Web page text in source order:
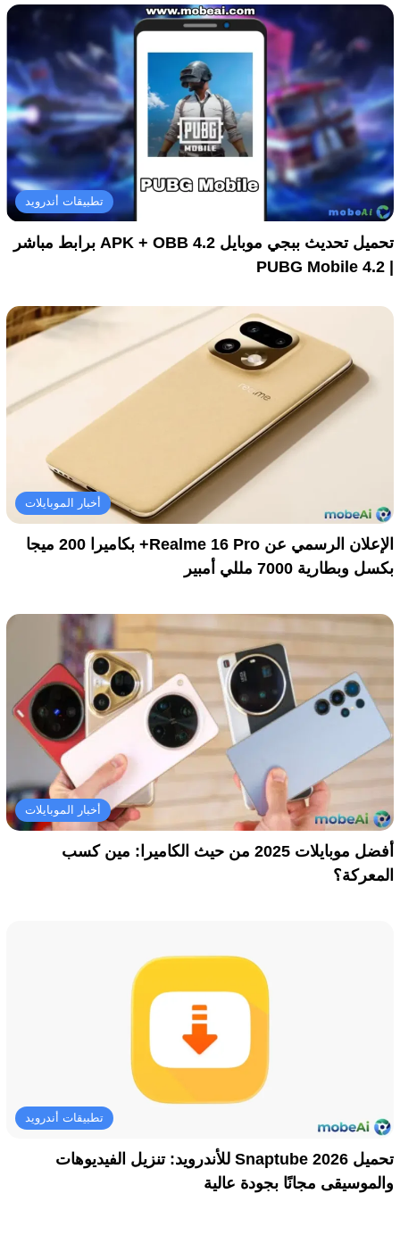
تطبيقات أندرويد
تحميل تحديث ببجي موبايل 4.2 APK + OBB برابط مباشر
| PUBG Mobile 4.2
أخبار الموبايلات
الإعلان الرسمي عن Realme 16 Pro+ بكاميرا 200 ميجا
بكسل وبطارية 7000 مللي أمبير
أخبار الموبايلات
أفضل موبايلات 2025 من حيث الكاميرا: مين كسب
المعركة؟
تطبيقات أندرويد
تحميل Snaptube 2026 للأندرويد: تنزيل الفيديوهات
والموسيقى مجانًا بجودة عالية